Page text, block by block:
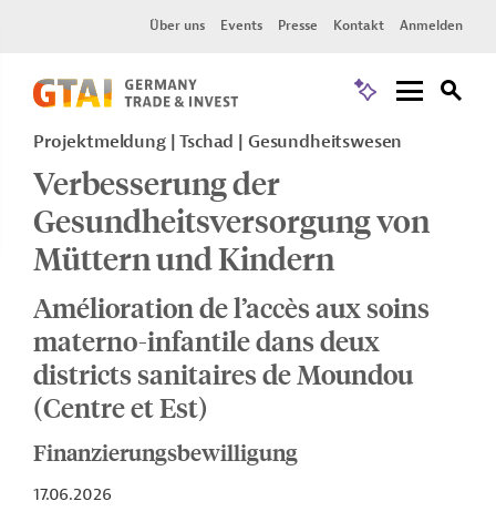
Über uns Events Presse Kontakt Anmelden
Projektmeldung Tschad Gesundheitswesen
Verbesserung der
Gesundheitsversorgung von
Müttern und Kindern
Amélioration de l’accès aux soins
materno-infantile dans deux
districts sanitaires de Moundou
(Centre et Est)
Finanzierungsbewilligung
17.06.2026